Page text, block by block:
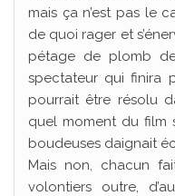
mais ça n’est pas le
de quoi rager et
pétage de plomb
spectateur qui finira
pourrait être résolu
quel moment du film
boudeuses daignait
Mais non, chacun
volontiers outre,